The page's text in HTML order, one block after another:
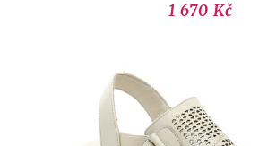
1 670 Kč